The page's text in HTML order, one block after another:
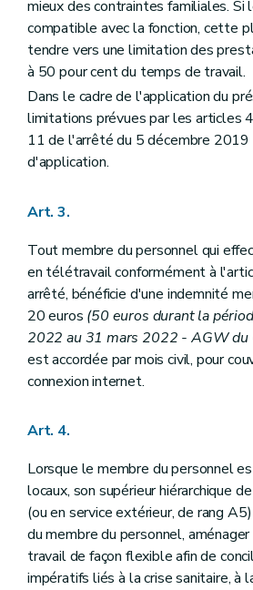
mieux des contraintes familiales.
compatible avec la fonction, cette
tendre vers une limitation des
à 50 pour cent du temps de travail.
Dans le cadre de l'application du
limitations prévues par les articles
11 de l'arrêté du 5 décembre 2019
d'application.
Art. 3.
Tout membre du personnel qui
en télétravail conformément à
arrêté, bénéficie d'une indemnité
20 euros (50 euros durant la
2022 au 31 mars 2022 - AGW
est accordée par mois civil, pour
connexion internet.
Art. 4.
Lorsque le membre du personnel
locaux, son supérieur hiérarchique
(ou en service extérieur, de rang
du membre du personnel,
travail de façon flexible afin de
impératifs liés à la crise sanitaire, à